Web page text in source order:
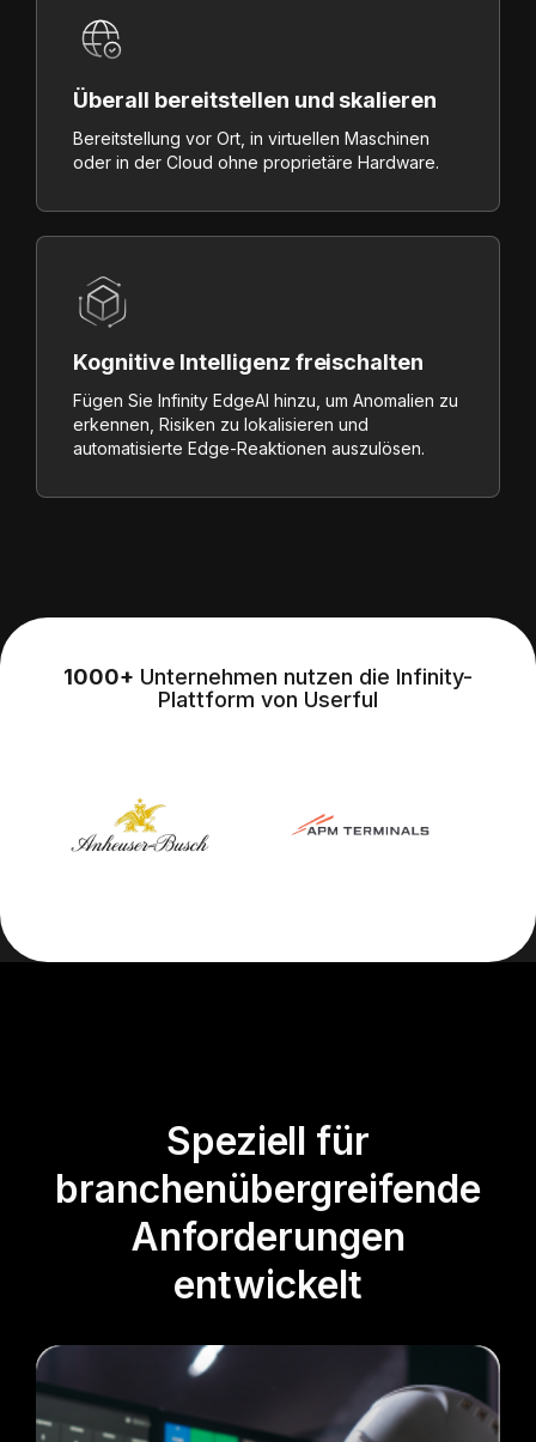
Überall bereitstellen und skalieren
Bereitstellung vor Ort, in virtuellen Maschinen
oder in der Cloud ohne proprietäre Hardware.
Kognitive Intelligenz freischalten
Fügen Sie Infinity EdgeAI hinzu, um Anomalien zu
erkennen, Risiken zu lokalisieren und
automatisierte Edge-Reaktionen auszulösen.
1000+ Unternehmen nutzen die Infinity-
Plattform von Userful
Speziell für
branchenübergreifende
Anforderungen
entwickelt